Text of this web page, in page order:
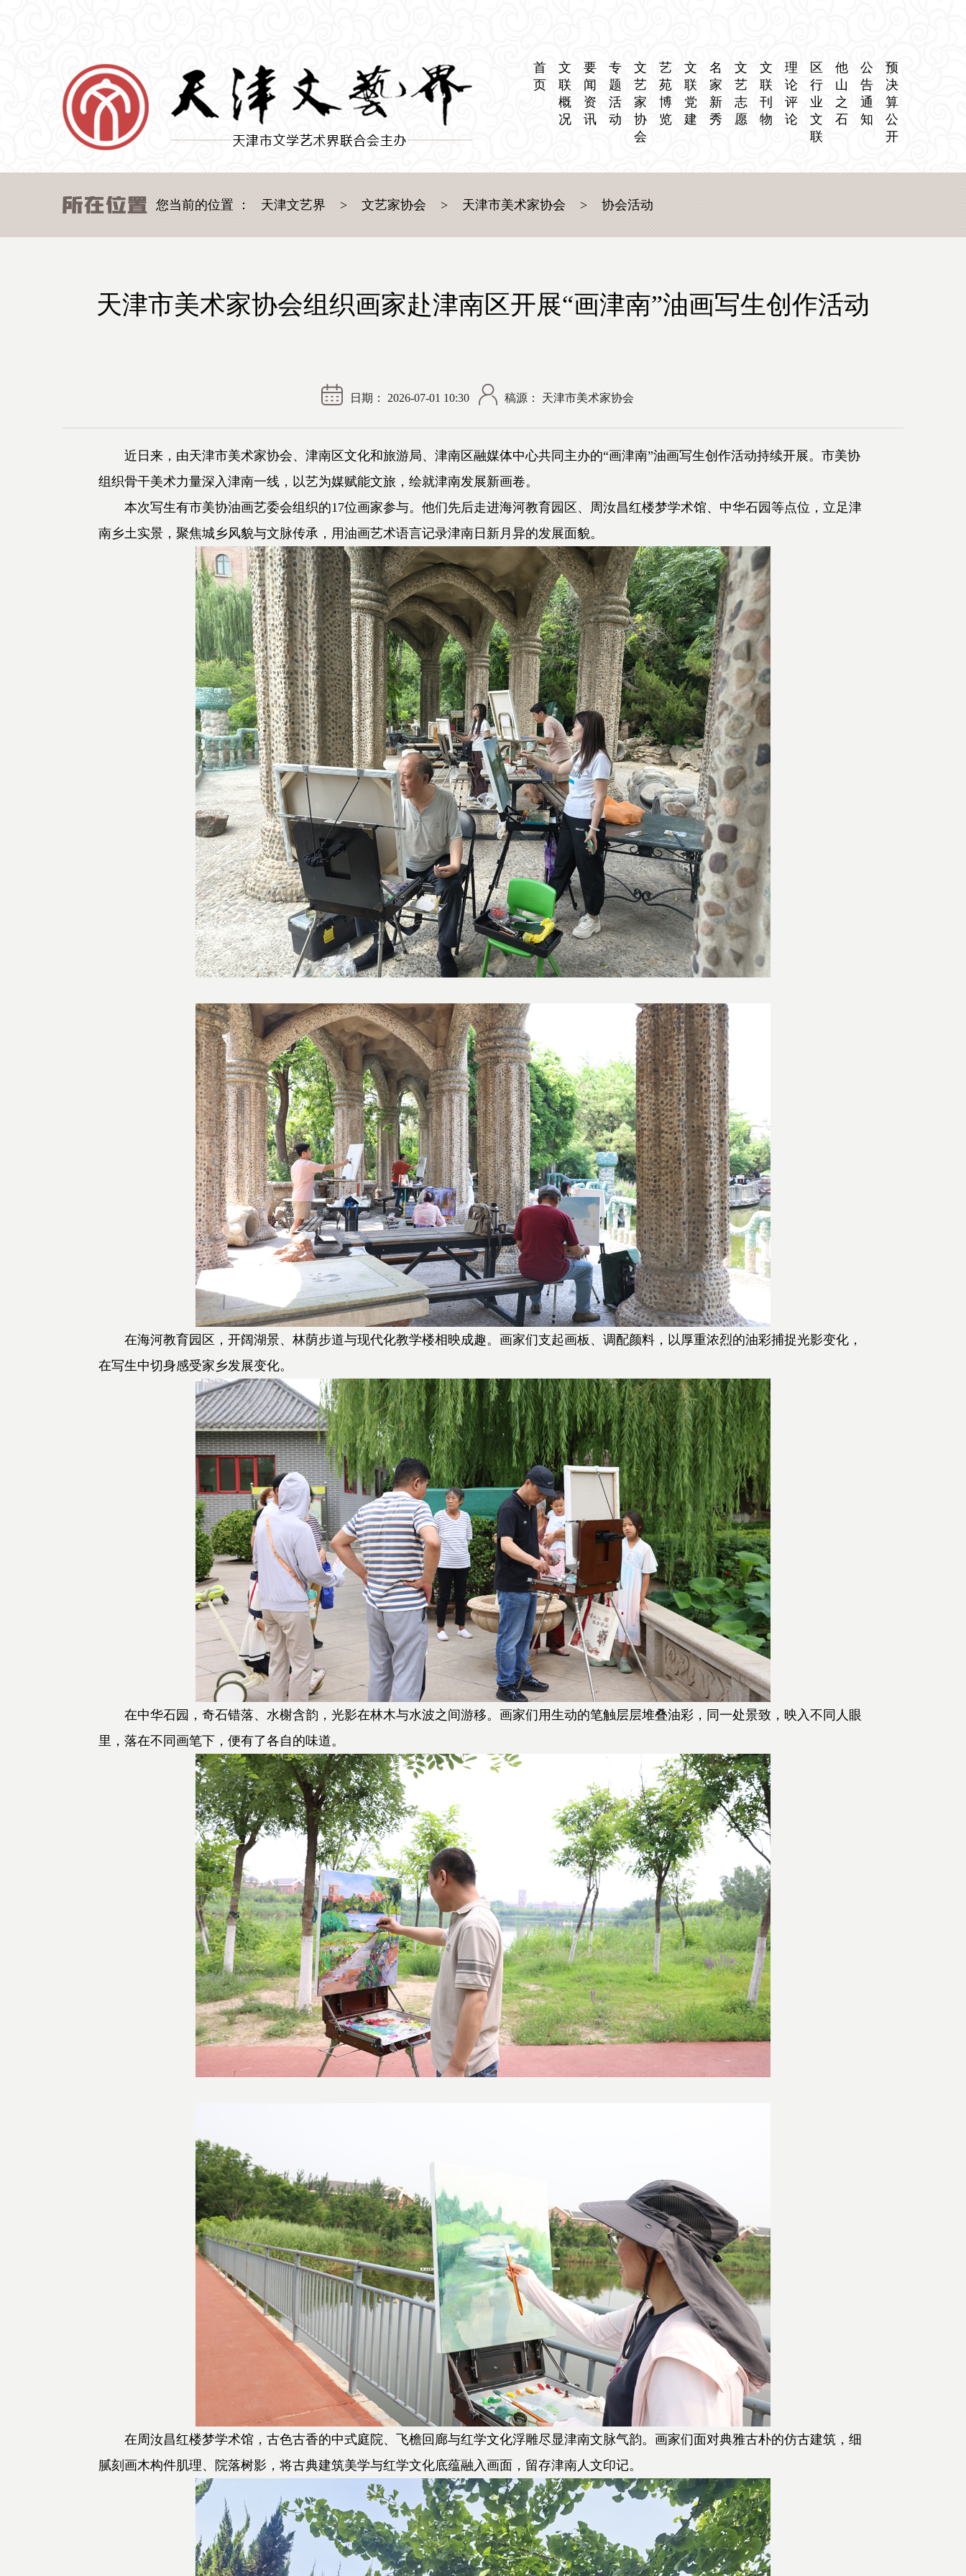
首
页
文
联
概
况
要
闻
资
讯
专
题
活
动
文
艺
家
协
会
艺
苑
博
览
文
联
党
建
名
家
新
秀
文
艺
志
愿
文
联
刊
物
理
论
评
论
区
行
业
文
联
他
山
之
石
公
告
通
知
预
决
算
公
开
您当前的位置 ： 天津文艺界 > 文艺家协会 > 天津市美术家协会 > 协会活动
天津市美术家协会组织画家赴津南区开展“画津南”油画写生创作活动
日期： 2026-07-01 10:30 稿源： 天津市美术家协会
近日来，由天津市美术家协会、津南区文化和旅游局、津南区融媒体中心共同主办的“画津南”油画写生创作活动持续开展。市美协
组织骨干美术力量深入津南一线，以艺为媒赋能文旅，绘就津南发展新画卷。
本次写生有市美协油画艺委会组织的17位画家参与。他们先后走进海河教育园区、周汝昌红楼梦学术馆、中华石园等点位，立足津
南乡土实景，聚焦城乡风貌与文脉传承，用油画艺术语言记录津南日新月异的发展面貌。
在海河教育园区，开阔湖景、林荫步道与现代化教学楼相映成趣。画家们支起画板、调配颜料，以厚重浓烈的油彩捕捉光影变化，
在写生中切身感受家乡发展变化。
在中华石园，奇石错落、水榭含韵，光影在林木与水波之间游移。画家们用生动的笔触层层堆叠油彩，同一处景致，映入不同人眼
里，落在不同画笔下，便有了各自的味道。
在周汝昌红楼梦学术馆，古色古香的中式庭院、飞檐回廊与红学文化浮雕尽显津南文脉气韵。画家们面对典雅古朴的仿古建筑，细
腻刻画木构件肌理、院落树影，将古典建筑美学与红学文化底蕴融入画面，留存津南人文印记。